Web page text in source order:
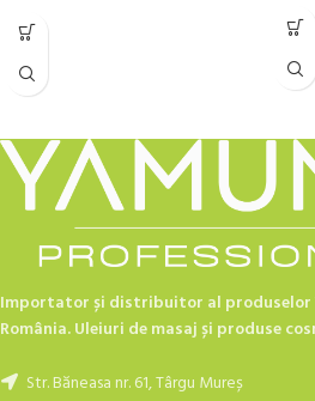
Importator și distribuitor al produselor
România. Uleiuri de masaj și produse
Str. Băneasa nr. 61, Târgu Mureș